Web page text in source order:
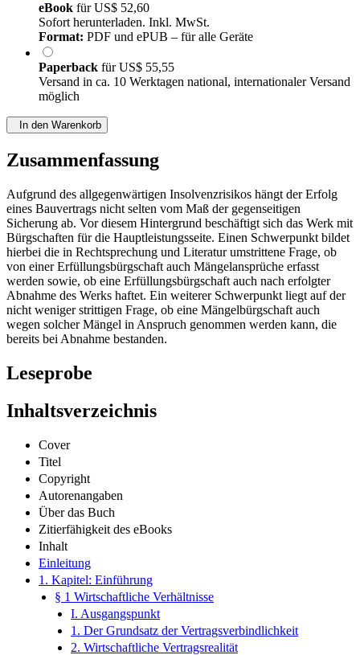
eBook fürUS$ 52,60
Sofort herunterladen. Inkl. MwSt.
Format: PDF und ePUB – für alle Geräte
Paperback fürUS$ 55,55
Versand in ca. 10 Werktagen national, internationaler Versand
möglich
In den Warenkorb
Zusammenfassung
Aufgrund des allgegenwärtigen Insolvenzrisikos hängt der Erfolg
eines Bauvertrags nicht selten vom Maß der gegenseitigen
Sicherung ab. Vor diesem Hintergrund beschäftigt sich das Werk mit
Bürgschaften für die Hauptleistungsseite. Einen Schwerpunkt bildet
hierbei die in Rechtsprechung und Literatur umstrittene Frage, ob
von einer Erfüllungsbürgschaft auch Mängelansprüche erfasst
werden sowie, ob eine Erfüllungsbürgschaft auch nach erfolgter
Abnahme des Werks haftet. Ein weiterer Schwerpunkt liegt auf der
nicht weniger strittigen Frage, ob eine Mängelbürgschaft auch
wegen solcher Mängel in Anspruch genommen werden kann, die
bereits bei Abnahme bestanden.
Leseprobe
Inhaltsverzeichnis
Cover
Titel
Copyright
Autorenangaben
Über das Buch
Zitierfähigkeit des eBooks
Inhalt
Einleitung
1. Kapitel: Einführung
§ 1 Wirtschaftliche Verhältnisse
I. Ausgangspunkt
1. Der Grundsatz der Vertragsverbindlichkeit
2. Wirtschaftliche Vertragsrealität